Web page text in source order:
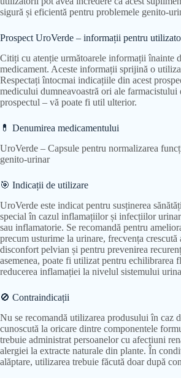
sigură și eficientă pentru problemele genito-
Prospect UroVerde – informații pentru
Citiți cu atenție următoarele informații înainte
medicament. Aceste informații sprijină o
Respectați întocmai indicațiile din acest
medicului dumneavoastră ori ale farmacistului
prospectul – vă poate fi util ulterior.
💊 Denumirea medicamentului
UroVerde – Capsule pentru normalizarea
genito-urinar
🎯 Indicații de utilizare
UroVerde este indicat pentru susținerea
special în cazul inflamațiilor și infecțiilor
sau inflamatorie. Se recomandă pentru
precum usturime la urinare, frecvența crescută
disconfort pelvian și pentru prevenirea
asemenea, poate fi utilizat pentru echilibrarea
reducerea inflamației la nivelul sistemului
🚫 Contraindicații
Nu se recomandă utilizarea produsului în caz
cunoscută la oricare dintre componentele
trebuie administrat persoanelor cu afecțiuni
alergiei la extracte naturale din plante. În
alăptare, utilizarea trebuie făcută doar după